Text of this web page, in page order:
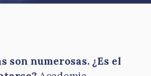
son numerosas. ¿Es el